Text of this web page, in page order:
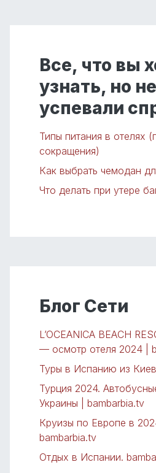
Все, что вы
узнать, но не
успевали
Типы питания в отелях
сокращения)
Как выбрать чемодан
Что делать при утере
Блог Сети
L’OCEANICA BEACH
— осмотр отеля 2024 |
Туры в Испанию из
Турция 2024.
Украины | bambarbia.tv
Круизы по Европе в
bambarbia.tv
Отдых в Испании.